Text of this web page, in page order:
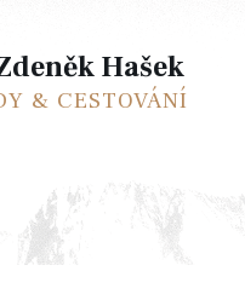
Hašek
& CESTOVÁNÍ